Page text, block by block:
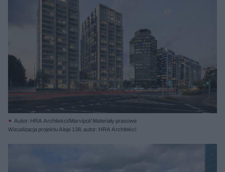
Autor: HRA Architekci/Marvipol/ Materiały prasowe
Wizualizacja projektu Aleje 138, autor: HRA Architekci